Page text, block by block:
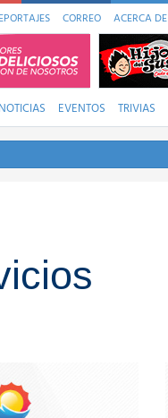
CORREO ACERCA DE
NOTICIAS EVENTOS TRIVIAS